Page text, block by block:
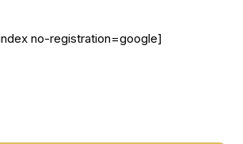
no-registration=google]